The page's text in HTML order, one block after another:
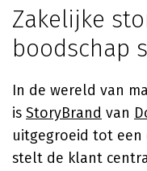
Zakelijke
boodschap
In de wereld van
is StoryBrand van
uitgegroeid tot een
stelt de klant